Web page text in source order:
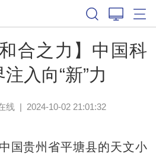
和合之力】中国科
入向“新”力
线| 2024-10-02 21:01:32
贵州省平塘县的天文小